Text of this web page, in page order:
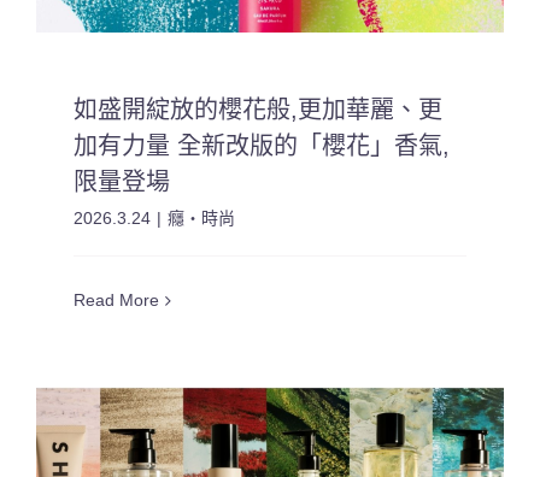
如盛開綻放的櫻花般,更加華麗、更
加有力量 全新改版的「櫻花」香氣,
限量登場
2026.3.24 | 癮・時尚
Read More